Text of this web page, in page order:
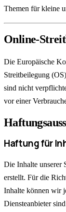
Themen für kleine
Online-
Die Europäische
Streitbeilegung
sind nicht
vor einer
Haftung für
Die Inhalte unserer
erstellt. Für die
Inhalte können wir
Diensteanbieter